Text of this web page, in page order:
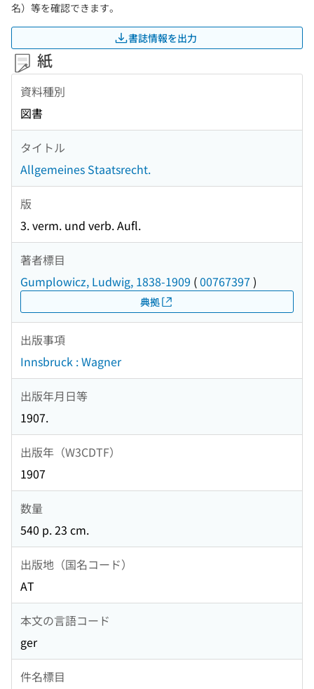
名）等を確認できます。
書誌情報を出力
紙
資料種別
図書
タイトル
Allgemeines Staatsrecht.
版
3. verm. und verb. Aufl.
著者標目
Gumplowicz, Ludwig, 1838-1909 (00767397 )
典拠
出版事項
Innsbruck : Wagner
出版年月日等
1907.
出版年（W3CDTF）
1907
数量
540 p. 23 cm.
出版地（国名コード）
AT
本文の言語コード
ger
件名標目